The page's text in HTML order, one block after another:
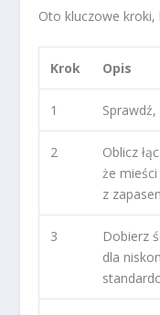
Oto kluczowe
Krok Opis
1
2 Oblicz
że
z
3
Dobierz
dla